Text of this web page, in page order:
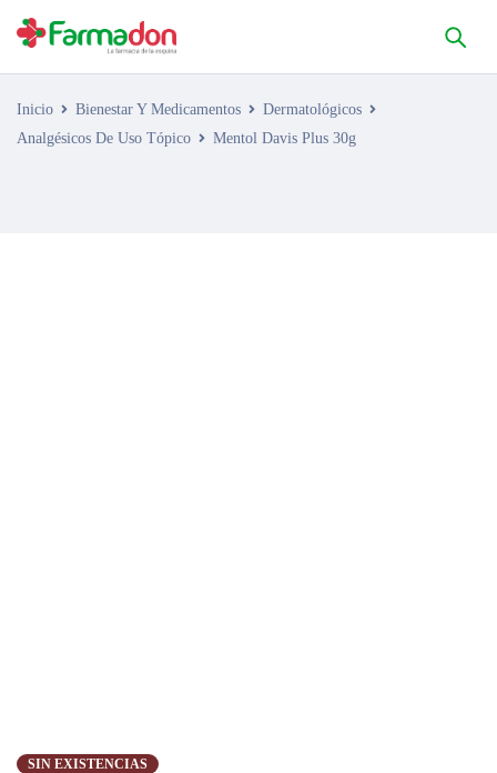
Inicio Bienestar Y Medicamentos
Dermatológicos
Analgésicos De Uso Tópico
Mentol Davis Plus 30g
SIN EXISTENCIAS